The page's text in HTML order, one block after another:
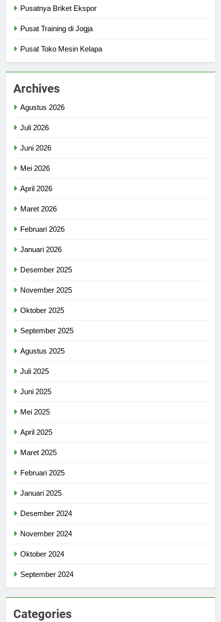
Pusatnya Briket Ekspor
Pusat Training di Jogja
Pusat Toko Mesin Kelapa
Archives
Agustus 2026
Juli 2026
Juni 2026
Mei 2026
April 2026
Maret 2026
Februari 2026
Januari 2026
Desember 2025
November 2025
Oktober 2025
September 2025
Agustus 2025
Juli 2025
Juni 2025
Mei 2025
April 2025
Maret 2025
Februari 2025
Januari 2025
Desember 2024
November 2024
Oktober 2024
September 2024
Categories